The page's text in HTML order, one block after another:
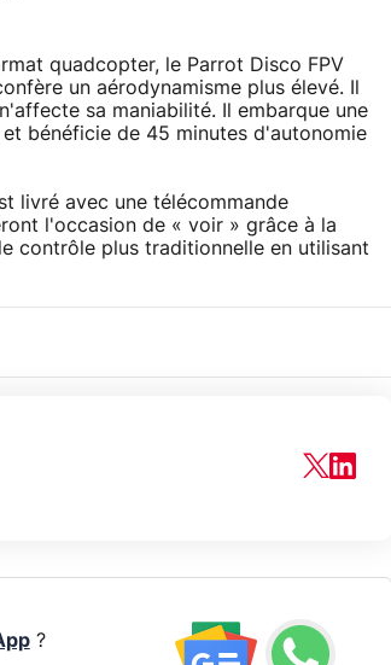
quadcopter, le Parrot Disco FPV
un aérodynamisme plus élevé. Il
sa maniabilité. Il embarque une
bénéficie de 45 minutes d'autonomie
livré avec une télécommande
l'occasion de « voir » grâce à la
contrôle plus traditionnelle en utilisant
?